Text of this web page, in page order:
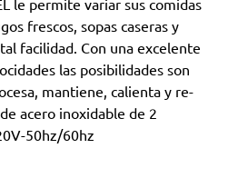
le permite variar sus comidas
frescos, sopas caseras y
facilidad. Con una excelente
las posibilidades son
mantiene, calienta y re-
acero inoxidable de 2
50hz/60hz